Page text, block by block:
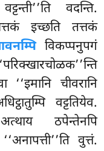
वदन्ति.
इच्छति तत्तकं
विकप्पनुपगं
चीवरानि
वट्टतियेव.
ठपेन्तेनपि
वुत्तं.